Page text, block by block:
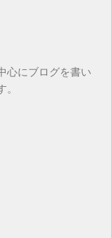
心にブログを書い